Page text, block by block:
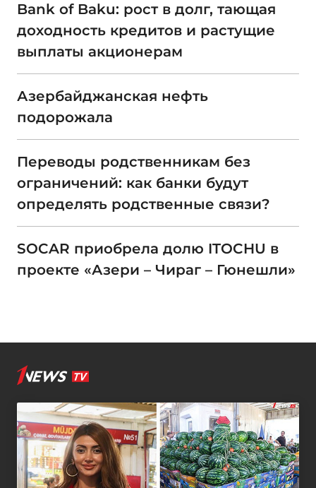
Bank of Baku: рост в долг, тающая
доходность кредитов и растущие
выплаты акционерам
Азербайджанская нефть
подорожала
Переводы родственникам без
ограничений: как банки будут
определять родственные связи?
SOCAR приобрела долю ITOCHU в
проекте «Азери – Чираг – Гюнешли»